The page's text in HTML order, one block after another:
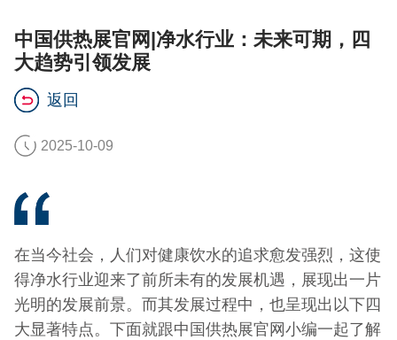
中国供热展官网|净水行业：未来可期，四
大趋势引领发展
返回
2025-10-09
在当今社会，人们对健康饮水的追求愈发强烈，这使
得净水行业迎来了前所未有的发展机遇，展现出一片
光明的发展前景。而其发展过程中，也呈现出以下四
大显著特点。下面就跟中国供热展官网小编一起了解